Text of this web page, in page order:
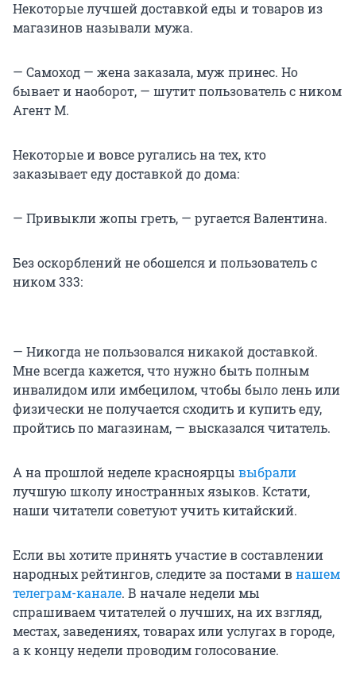
Некоторые лучшей доставкой еды и товаров из
магазинов называли мужа.
— Самоход — жена заказала, муж принес. Но
бывает и наоборот, — шутит пользователь с ником
Агент М.
Некоторые и вовсе ругались на тех, кто
заказывает еду доставкой до дома:
— Привыкли жопы греть, — ругается Валентина.
Без оскорблений не обошелся и пользователь с
ником 333:
— Никогда не пользовался никакой доставкой.
Мне всегда кажется, что нужно быть полным
инвалидом или имбецилом, чтобы было лень или
физически не получается сходить и купить еду,
пройтись по магазинам, — высказался читатель.
А на прошлой неделе красноярцы выбрали
лучшую школу иностранных языков. Кстати,
наши читатели советуют учить китайский.
Если вы хотите принять участие в составлении
народных рейтингов, следите за постами внашем
телеграм-канале. В начале недели мы
спрашиваем читателей о лучших, на их взгляд,
местах, заведениях, товарах или услугах в городе,
а к концу недели проводим голосование.